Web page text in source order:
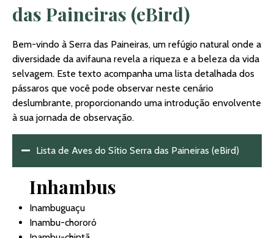
das Paineiras (eBird)
Bem-vindo à Serra das Paineiras, um refúgio natural onde a
diversidade da avifauna revela a riqueza e a beleza da vida
selvagem. Este texto acompanha uma lista detalhada dos
pássaros que você pode observar neste cenário
deslumbrante, proporcionando uma introdução envolvente
à sua jornada de observação.
Lista de Aves do Sítio Serra das Paineiras (eBird)
Inhambus
Inambuguaçu
Inambu-chororó